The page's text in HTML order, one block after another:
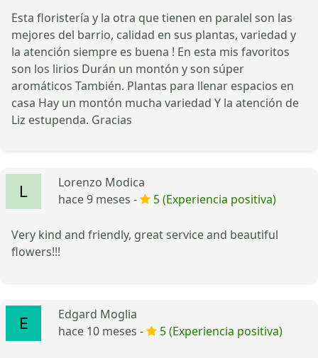
Esta floristería y la otra que tienen en paralel son las
mejores del barrio, calidad en sus plantas, variedad y
la atención siempre es buena ! En esta mis favoritos
son los lirios Durán un montón y son súper
aromáticos También. Plantas para llenar espacios en
casa Hay un montón mucha variedad Y la atención de
Liz estupenda. Gracias
Lorenzo Modica
hace 9 meses -
5 (Experiencia positiva)
Very kind and friendly, great service and beautiful
flowers!!!
Edgard Moglia
hace 10 meses -
5 (Experiencia positiva)